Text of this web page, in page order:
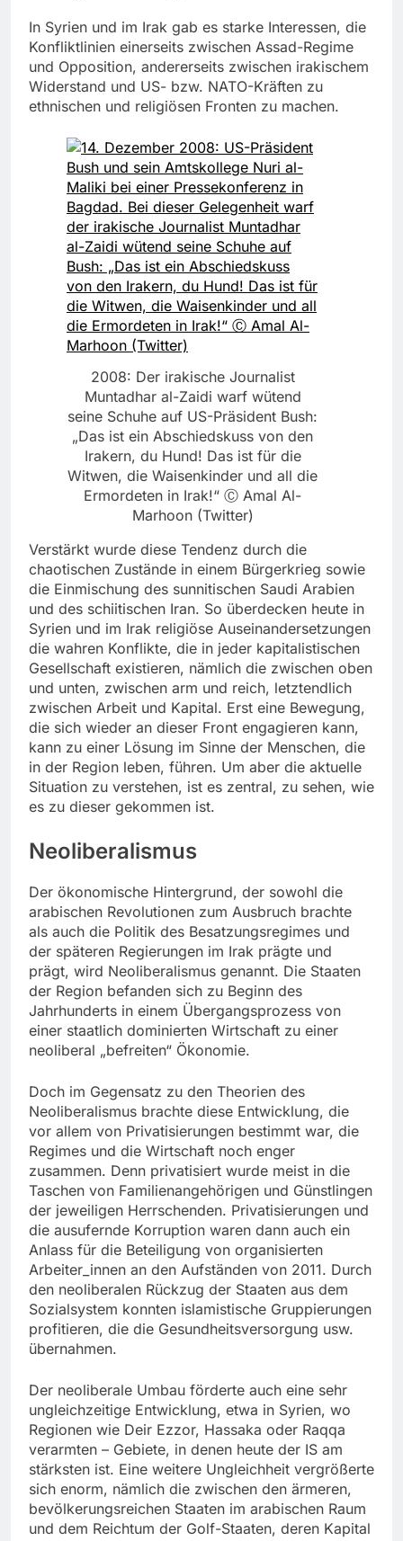
In Syrien und im Irak gab es starke Interessen, die
Konfliktlinien einerseits zwischen Assad-Regime
und Opposition, andererseits zwischen irakischem
Widerstand und US- bzw. NATO-Kräften zu
ethnischen und religiösen Fronten zu machen.
2008: Der irakische ­Journalist
Muntadhar al-Zaidi warf wütend
seine Schuhe auf US-Präsident Bush:
„Das ist ein Abschiedskuss von den
Irakern, du Hund! Das ist für die
Witwen, die Waisenkinder und all die
Ermordeten in Irak!“ Ⓒ Amal Al-
Marhoon (Twitter)
Verstärkt wurde diese Tendenz durch die
chaotischen Zustände in einem Bürgerkrieg sowie
die Einmischung des sunnitischen Saudi Arabien
und des schiitischen Iran. So überdecken heute in
Syrien und im Irak religiöse Auseinandersetzungen
die wahren Konflikte, die in jeder kapitalistischen
Gesellschaft existieren, nämlich die zwischen oben
und unten, zwischen arm und reich, letztendlich
zwischen Arbeit und Kapital. Erst eine Bewegung,
die sich wieder an dieser Front engagieren kann,
kann zu einer Lösung im Sinne der Menschen, die
in der Region leben, führen. Um aber die aktuelle
Situation zu verstehen, ist es zentral, zu sehen, wie
es zu dieser gekommen ist.
Neoliberalismus
Der ökonomische Hintergrund, der sowohl die
arabischen Revolutionen zum Ausbruch brachte
als auch die Politik des Besatzungsregimes und
der späteren Regierungen im Irak prägte und
prägt, wird Neoliberalismus genannt. Die Staaten
der Region befanden sich zu Beginn des
Jahrhunderts in einem Übergangsprozess von
einer staatlich dominierten Wirtschaft zu einer
neoliberal „befreiten“ Ökonomie.
Doch im Gegensatz zu den Theorien des
Neoliberalismus brachte diese Entwicklung, die
vor allem von Privatisierungen bestimmt war, die
Regimes und die Wirtschaft noch enger
zusammen. Denn privatisiert wurde meist in die
Taschen von Familienangehörigen und Günstlingen
der jeweiligen Herrschenden. Privatisierungen und
die ausufernde Korruption waren dann auch ein
Anlass für die Beteiligung von organisierten
Arbeiter_innen an den Aufständen von 2011. Durch
den neoliberalen Rückzug der Staaten aus dem
Sozialsystem konnten islamistische Gruppierungen
profitieren, die die Gesundheitsversorgung usw.
übernahmen.
Der neoliberale Umbau förderte auch eine sehr
ungleichzeitige Entwicklung, etwa in Syrien, wo
Regionen wie Deir Ezzor, Hassaka oder Raqqa
verarmten – Gebiete, in denen heute der IS am
stärksten ist. Eine weitere Ungleichheit vergrößerte
sich enorm, nämlich die zwischen den ärmeren,
bevölkerungsreichen Staaten im arabischen Raum
und dem Reichtum der Golf-Staaten, deren Kapital